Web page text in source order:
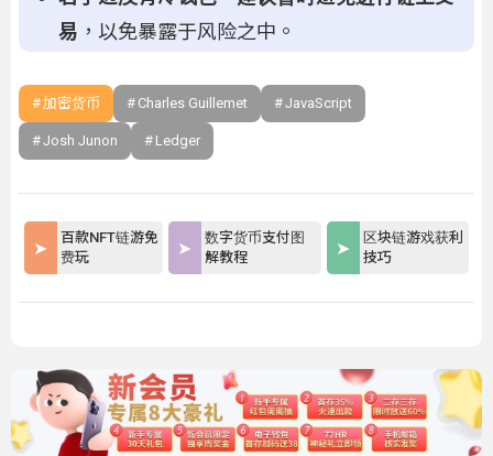
易 ，以免暴露于风险之中。
加密货币 Charles Guillemet JavaScript
Josh Junon Ledger
百款NFT链游免
费玩
数字货币支付图
解教程
区块链游戏获利
技巧